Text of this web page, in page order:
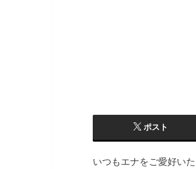
ポスト
いつもエナをご愛好い